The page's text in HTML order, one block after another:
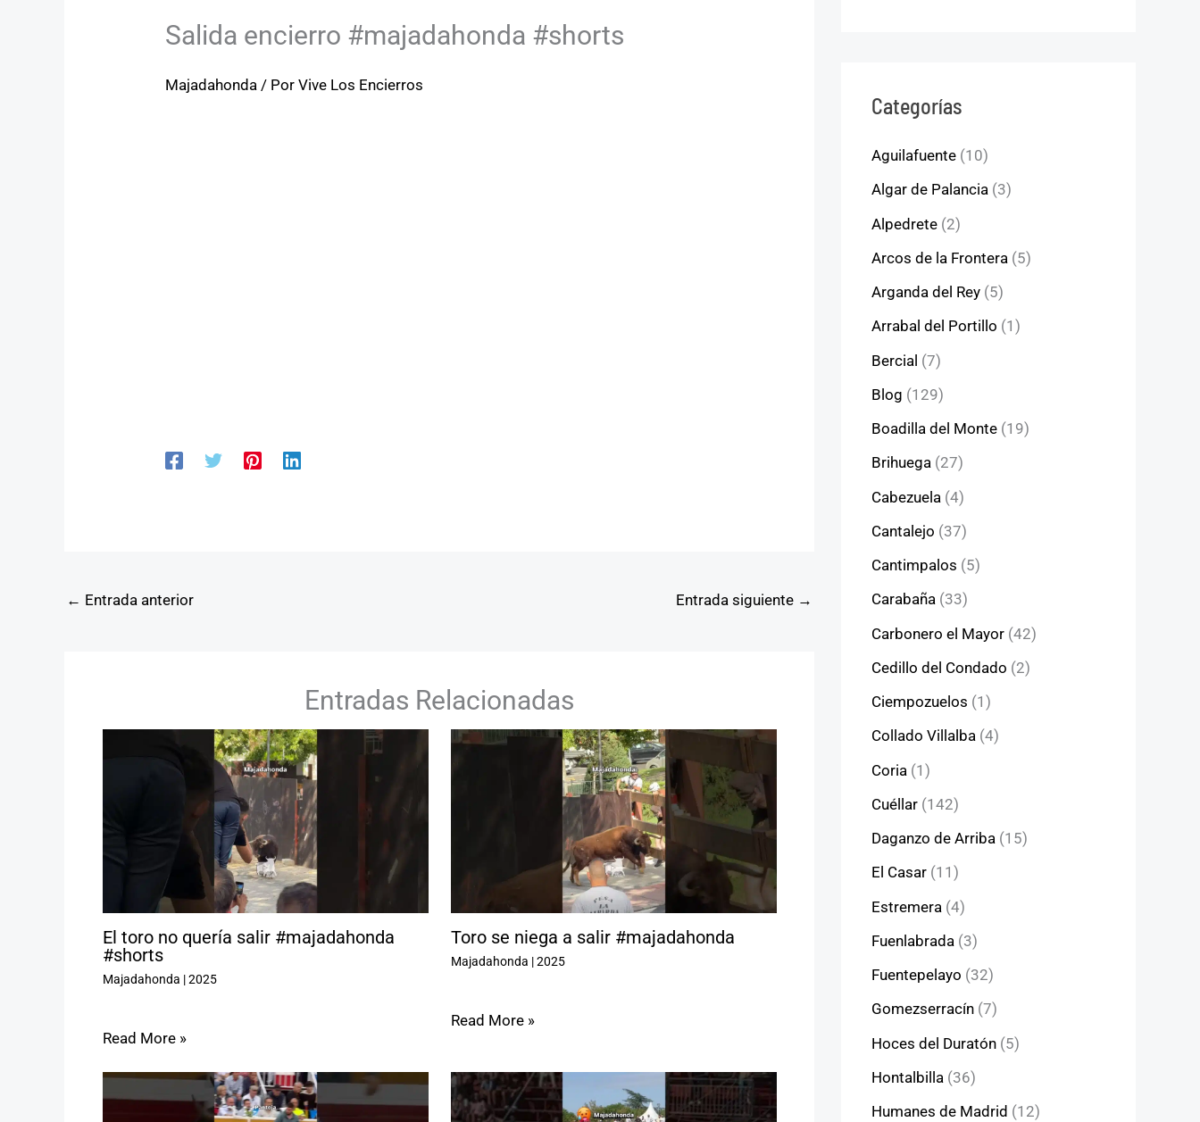
Salida encierro #majadahonda #shorts
Majadahonda / PorVive Los Encierros
← Entrada anterior Entrada siguiente →
Entradas Relacionadas
El toro no quería salir #majadahonda
#shorts
Majadahonda |2025
Read More »
Toro se niega a salir #majadahonda
Majadahonda |2025
Read More »
Categorías
Aguilafuente (10)
Algar de Palancia (3)
Alpedrete (2)
Arcos de la Frontera (5)
Arganda del Rey (5)
Arrabal del Portillo (1)
Bercial (7)
Blog (129)
Boadilla del Monte (19)
Brihuega (27)
Cabezuela (4)
Cantalejo (37)
Cantimpalos (5)
Carabaña (33)
Carbonero el Mayor (42)
Cedillo del Condado (2)
Ciempozuelos (1)
Collado Villalba (4)
Coria (1)
Cuéllar (142)
Daganzo de Arriba (15)
El Casar (11)
Estremera (4)
Fuenlabrada (3)
Fuentepelayo (32)
Gomezserracín (7)
Hoces del Duratón (5)
Hontalbilla (36)
Humanes de Madrid (12)